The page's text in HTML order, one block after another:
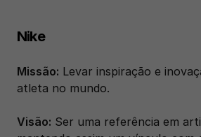
Nike
Missão: Levar inspiração e
atleta no mundo.
Visão: Ser uma referência em